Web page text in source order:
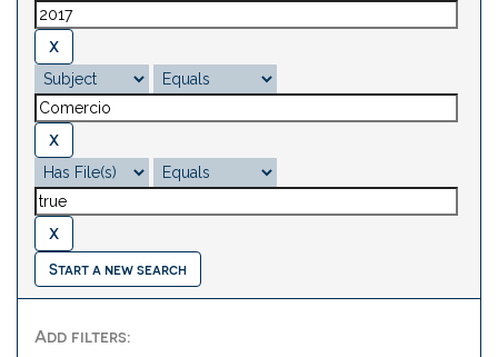
Start a new search
Add filters: